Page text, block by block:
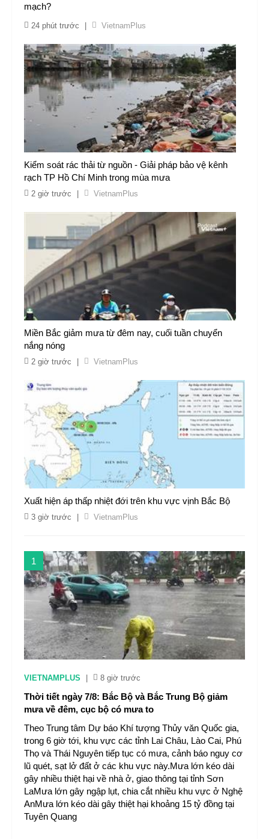
mạch?
24 phút trước VietnamPlus
Kiểm soát rác thải từ nguồn - Giải pháp bảo vệ kênh
rạch TP Hồ Chí Minh trong mùa mưa
2 giờ trước VietnamPlus
Miền Bắc giảm mưa từ đêm nay, cuối tuần chuyển
nắng nóng
2 giờ trước VietnamPlus
Xuất hiện áp thấp nhiệt đới trên khu vực vịnh Bắc Bộ
3 giờ trước VietnamPlus
1
VIETNAMPLUS 8 giờ trước
Thời tiết ngày 7/8: Bắc Bộ và Bắc Trung Bộ giảm
mưa về đêm, cục bộ có mưa to
Theo Trung tâm Dự báo Khí tượng Thủy văn Quốc gia,
trong 6 giờ tới, khu vực các tỉnh Lai Châu, Lào Cai, Phú
Thọ và Thái Nguyên tiếp tục có mưa, cảnh báo nguy cơ
lũ quét, sạt lở đất ở các khu vực này.Mưa lớn kéo dài
gây nhiều thiệt hại về nhà ở, giao thông tại tỉnh Sơn
LaMưa lớn gây ngập lụt, chia cắt nhiều khu vực ở Nghệ
AnMưa lớn kéo dài gây thiệt hại khoảng 15 tỷ đồng tại
Tuyên Quang